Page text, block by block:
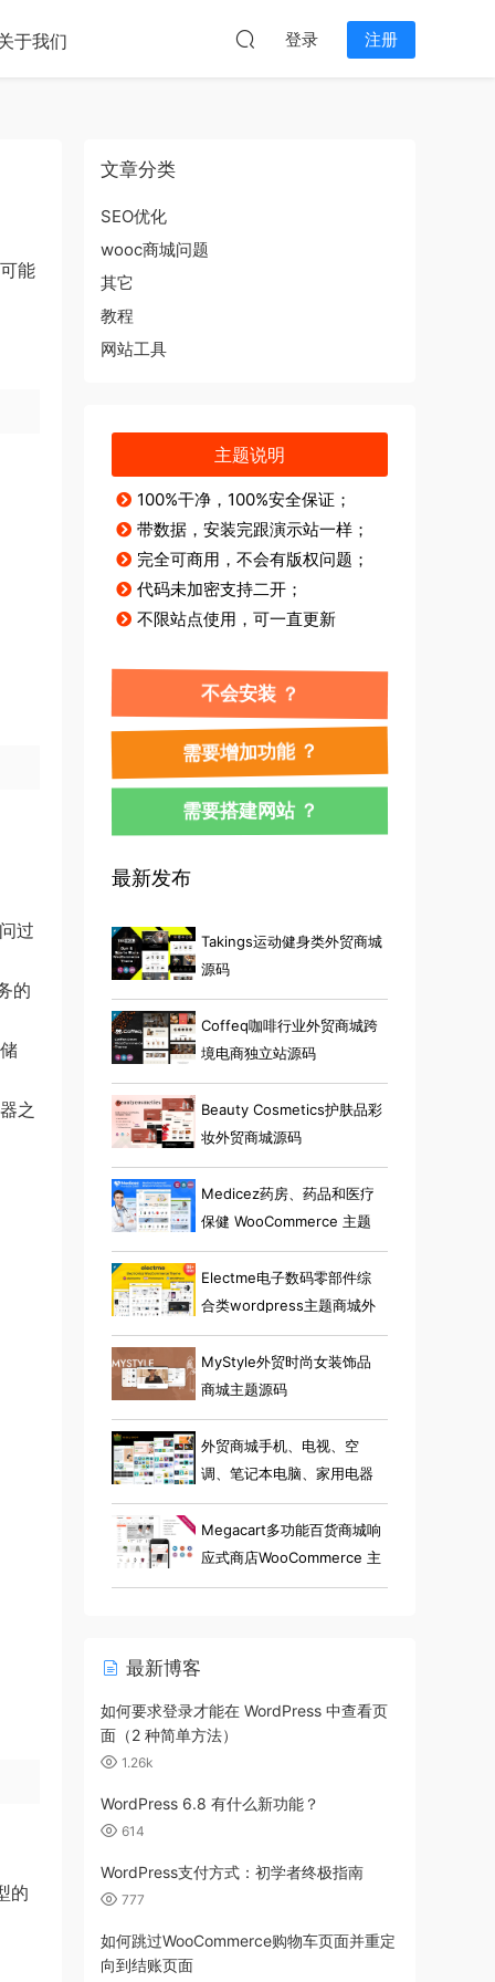
于我们 登录 注册
能
过
的
之
的
文章分类
SEO优化
wooc商城问题
其它
教程
网站工具
主题说明
100%干净，100%安全保证；
带数据，安装完跟演示站一样；
完全可商用，不会有版权问题；
代码未加密支持二开；
不限站点使用，可一直更新
不会安装 ？
需要增加功能 ？
需要搭建网站 ？
最新发布
Takings运动健身类外贸商城
源码
Coffeq咖啡行业外贸商城跨
境电商独立站源码
Beauty Cosmetics护肤品彩
妆外贸商城源码
Medicez药房、药品和医疗
保健 WooCommerce 主题
Electme电子数码零部件综
合类wordpress主题商城外
贸跨境电商源码
MyStyle外贸时尚女装饰品
商城主题源码
外贸商城手机、电视、空
调、笔记本电脑、家用电器
小工具电子商店 Elementor
WooCommerce 主题
Megacart多功能百货商城响
应式商店WooCommerce 主
题
最新博客
如何要求登录才能在 WordPress 中查看页
面（2 种简单方法）
1.26k
WordPress 6.8 有什么新功能？
614
WordPress支付方式：初学者终极指南
777
如何跳过WooCommerce购物车页面并重定
向到结账页面